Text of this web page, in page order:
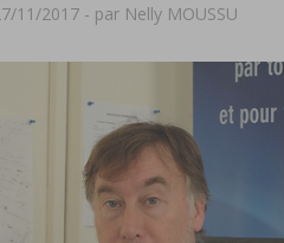
11/2017 - par Nelly MOUSSU